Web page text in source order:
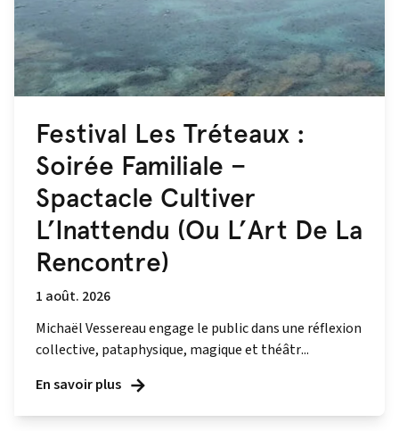
Festival Les Tréteaux :
Soirée Familiale –
Spactacle Cultiver
L’Inattendu (Ou L’Art De La
Rencontre)
1 août. 2026
Michaël Vessereau engage le public dans une réflexion
collective, pataphysique, magique et théâtr...
En savoir plus